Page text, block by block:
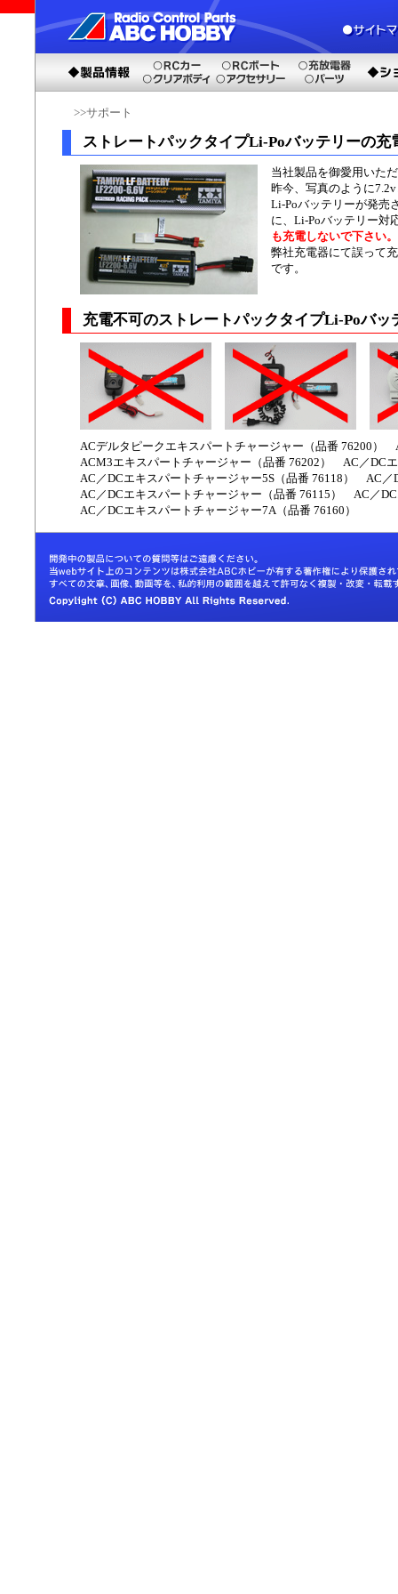
>>サポート
ストレートパックタイプLi-Poバッテリーの充
当社製品を御愛用いた
昨今、写真のように
Li-Poバッテリーが発売
に、Li-Poバッテリー対
も充電しないで下さい。
弊社充電器にて誤って
です。
充電不可のストレートパックタイプLi-Poバ
ACデルタピークエキスパートチャージャー（品番 76200）
ACM3エキスパートチャージャー（品番 76202） AC／DC
AC／DCエキスパートチャージャー5S（品番 76118） AC
AC／DCエキスパートチャージャー（品番 76115） AC／
AC／DCエキスパートチャージャー7A（品番 76160）